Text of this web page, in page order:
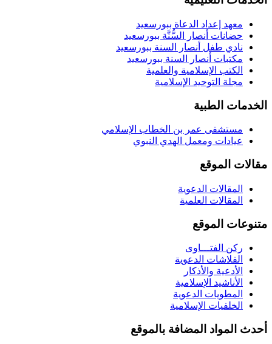
معهد إعداد الدعاة ببورسعيد
حضانات أنصار السُّنَّة ببورسعيد
نادي طفل أنصار السنة ببورسعيد
مكتبات أنصار السنة ببورسعيد
الكتب الإسلامية والعلمية
مجلة التوحيد الإسلامية
الخدمات الطبية
مستشفى عمر بن الخطاب الإسلامي
عيادات ومعمل الهدي النبوي
مقالات الموقع
المقالات الدعوية
المقالات العلمية
متنوعات الموقع
ركن الفتـــاوى
الفلاشات الدعوية
الأدعية والأذكار
الأناشيد الإسلامية
المطويات الدعوية
الخلفيات الإسلامية
أحدث المواد المضافة بالموقع